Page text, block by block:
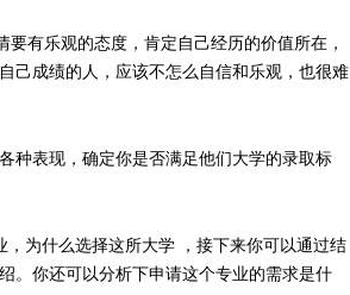
有乐观的态度，肯定自己经历的价值所在，
己成绩的人，应该不怎么自信和乐观，也很难
表现，确定你是否满足他们大学的录取标
为什么选择这所大学 ，接下来你可以通过结
。你还可以分析下申请这个专业的需求是什